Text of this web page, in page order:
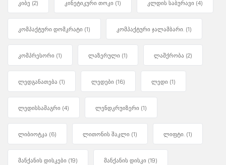
კიბე (2) კინეტიკური თოკი (1) კლდის საბურავი (4)
კომპაქტური დომკრატი (1) კომპაქტური ჯალამბარი. (1)
კომპრესორი (1) ლაზერული (1) ლაშქრობა (2)
ლედგანათება (1) ლედები (16) ლედი (1)
ლედისსამაგრი (4) ლენდკრუიზერი (1)
ლიბიოტკა (6) ლითონის შაკლი (1) ლიფტი. (1)
მანქანის დისკები (19) მანქანის დისკი (19)